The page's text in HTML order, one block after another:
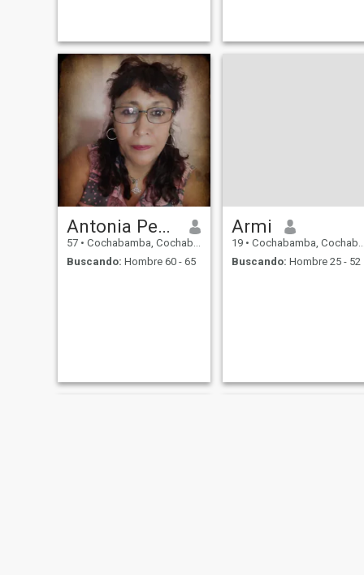
Antonia Peña
57 • Cochabamba, Cochabamba, Bolivia
Buscando: Hombre 60 - 65
Armi
19 • Cochabamba, Cochabamba, Bolivia
Buscando: Hombre 25 - 52